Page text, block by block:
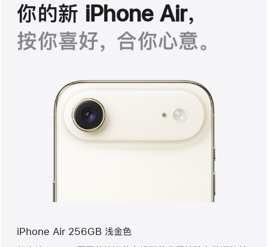
你的新 iPhone Air，
按你喜好， 合你心意。
iPhone Air 256GB 浅金色